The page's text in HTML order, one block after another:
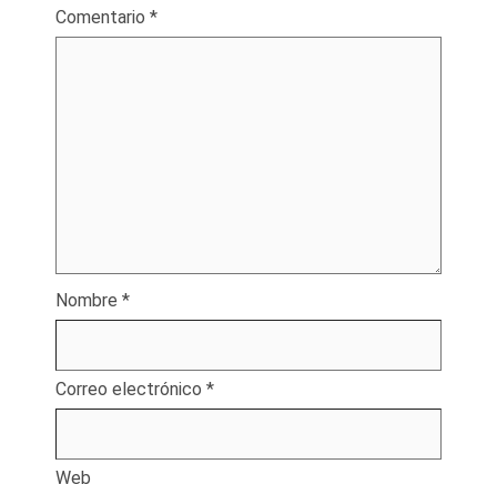
Comentario *
Nombre *
Correo electrónico *
Web